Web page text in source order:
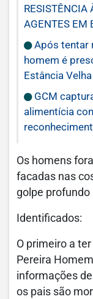
RESISTÊNCIA
AGENTES EM
Após tentar
homem é
Estância Velha
GCM
alimentícia
Os homens
facadas nas
golpe profundo
Identificados:
O primeiro a
Pereira
informações
os pais são